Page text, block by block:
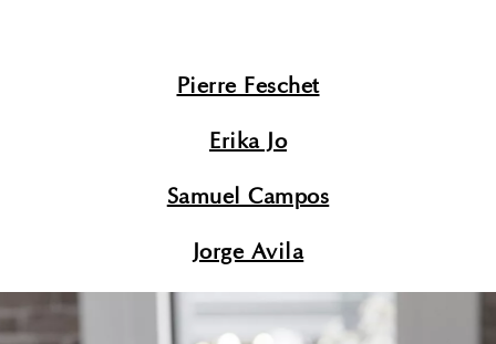
Pierre Feschet
Erika Jo
Samuel Campos
Jorge Avila